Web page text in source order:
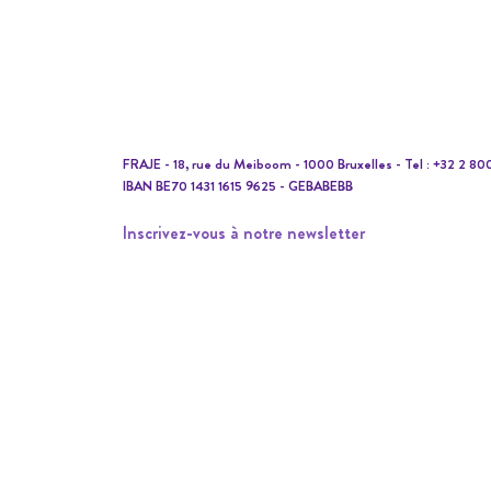
FRAJE - 18, rue du Meiboom - 1000 Bruxelles - Tel : +32 2
IBAN BE70 1431 1615 9625 - GEBABEBB
Inscrivez-vous à notre newsletter